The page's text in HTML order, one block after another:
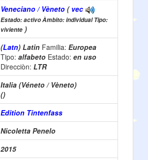
Veneciano / Vèneto ( vec
Estado: activo Àmbito: individual Tipo:
viviente )
(Latn) Latin Familia: Europea
Tipo: alfabeto Estado: en uso
Direcciòn: LTR
Italia (Véneto / Vèneto)
()
Edition Tintenfass
Nicoletta Penelo
2015